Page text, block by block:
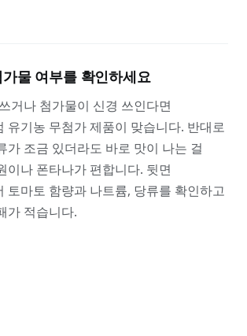
물 여부를 확인하세요
거나 첨가물이 신경 쓰인다면
유기농 무첨가 제품이 맞습니다. 반대로
가 조금 있더라도 바로 맛이 나는 걸
이나 폰타나가 편합니다. 뒷면
토마토 함량과 나트륨, 당류를 확인하고
가 적습니다.